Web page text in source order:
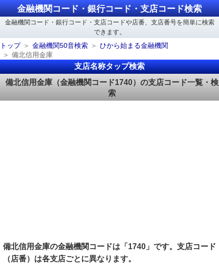
金融機関コード・銀行コード・支店コード検索
金融機関コード・銀行コード・支店コードや店番、支店番号を簡単に検索
できます。
トップ
金融機関50音検索
ひから始まる金融機関
備北信用金庫
支店名称タップ検索
備北信用金庫（金融機関コード1740）の支店コード一覧・検
索
備北信用金庫の金融機関コードは「1740」です。支店コード
（店番）は各支店ごとに異なります。